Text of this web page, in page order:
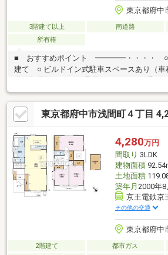
東京都府中
3階建て以上 南道路
所有権
■ おすすめポイント ━━━━・・・・ ○
建て ○ ビルドイン式駐車スペースあり（
ダイニング ○ 各所に収納を設けた収納豊富
トリー、土間物入、ウォークインクローゼ
プのゆとりあるユニットバス。浴室換気乾
内環境をサポートするLow-E複層ガラス採
ター付で防犯面にも配慮（掃き出し窓）■
━━━━━・・・・ ○ 京王線「東府中」駅
「府中」駅徒歩18分
東京都府中市浅間町４丁目
4,280万円
間取り 3LDK
建物面積
土地面積
築年月 2000年
京王電鉄京
その他の交通
東京都府中
2階建て 都市ガス